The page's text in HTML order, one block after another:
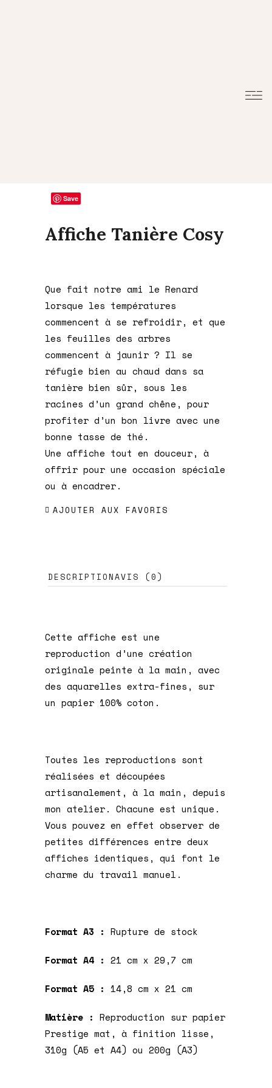
Save
Affiche Tanière Cosy
Que fait notre ami le Renard
lorsque les températures
commencent à se refroidir, et que
les feuilles des arbres
commencent à jaunir ? Il se
réfugie bien au chaud dans sa
tanière bien sûr, sous les
racines d’un grand chêne, pour
profiter d’un bon livre avec une
bonne tasse de thé.
Une affiche tout en douceur, à
offrir pour une occasion spéciale
ou à encadrer.
AJOUTER AUX FAVORIS
DESCRIPTIONAVIS (0)
Cette affiche est une
reproduction d’une création
originale peinte à la main, avec
des aquarelles extra-fines, sur
un papier 100% coton.
Toutes les reproductions sont
réalisées et découpées
artisanalement, à la main, depuis
mon atelier. Chacune est unique.
Vous pouvez en effet observer de
petites différences entre deux
affiches identiques, qui font le
charme du travail manuel.
Format A3 : Rupture de stock
Format A4 : 21 cm x 29,7 cm
Format A5 : 14,8 cm x 21 cm
Matière : Reproduction sur papier
Prestige mat, à finition lisse,
310g (A5 et A4) ou 200g (A3)